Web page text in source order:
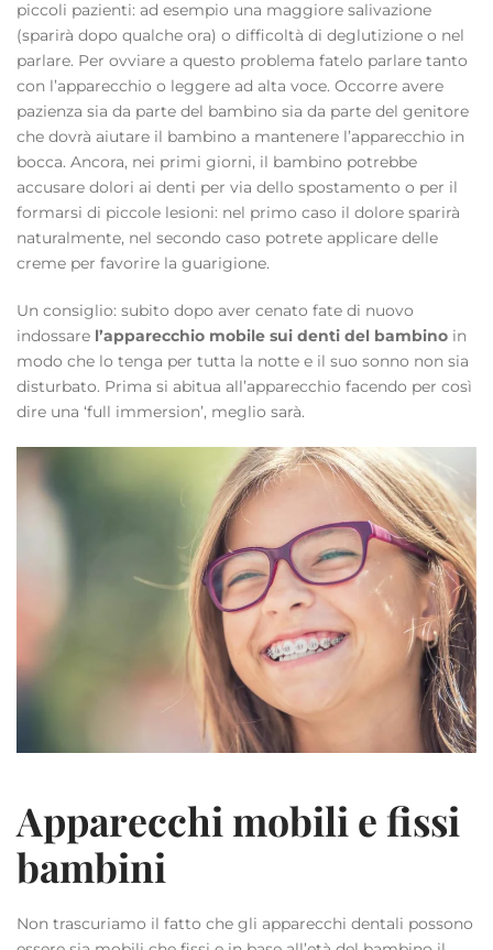
piccoli pazienti: ad esempio una maggiore salivazione
(sparirà dopo qualche ora) o difficoltà di deglutizione o nel
parlare. Per ovviare a questo problema fatelo parlare tanto
con l’apparecchio o leggere ad alta voce. Occorre avere
pazienza sia da parte del bambino sia da parte del genitore
che dovrà aiutare il bambino a mantenere l’apparecchio in
bocca. Ancora, nei primi giorni, il bambino potrebbe
accusare dolori ai denti per via dello spostamento o per il
formarsi di piccole lesioni: nel primo caso il dolore sparirà
naturalmente, nel secondo caso potrete applicare delle
creme per favorire la guarigione.
Un consiglio: subito dopo aver cenato fate di nuovo
indossare l’apparecchio mobile sui denti del bambino in
modo che lo tenga per tutta la notte e il suo sonno non sia
disturbato. Prima si abitua all’apparecchio facendo per così
dire una ‘full immersion’, meglio sarà.
Apparecchi mobili e fissi
bambini
Non trascuriamo il fatto che gli apparecchi dentali possono